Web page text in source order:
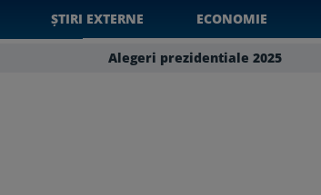
ȘTIRI EXTERNE ECONOMIE
Alegeri prezidentiale 2025